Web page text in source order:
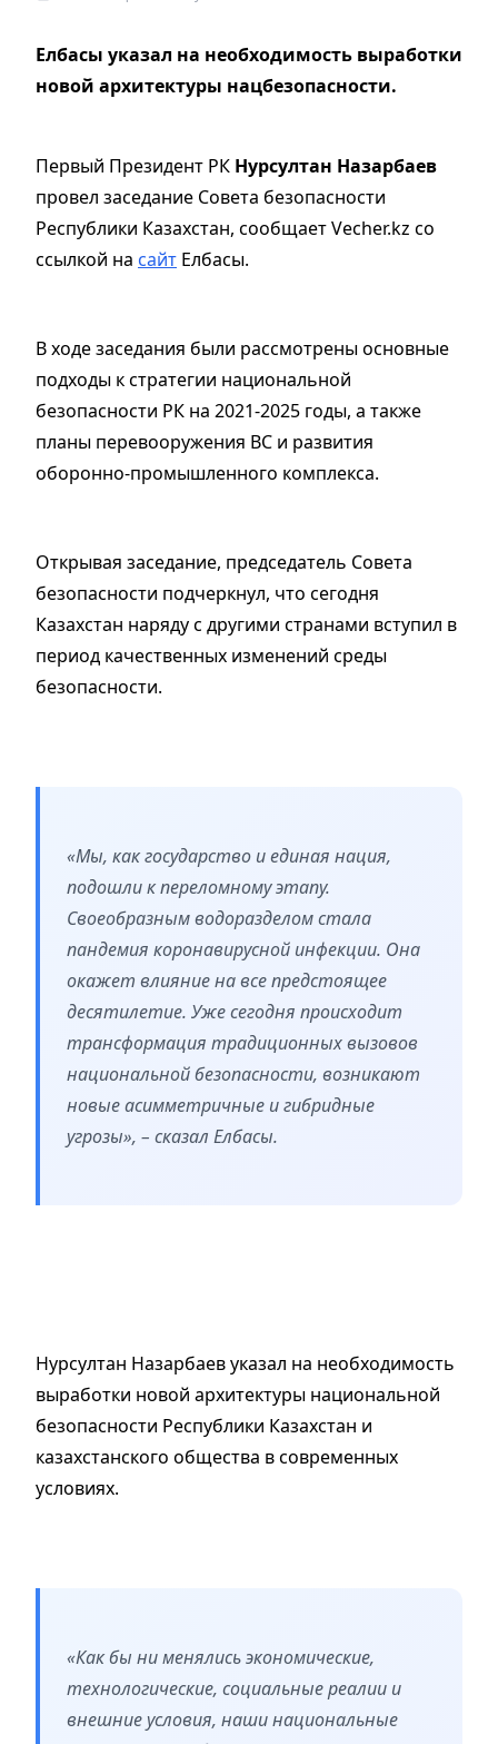
Елбасы указал на необходимость выработки
новой архитектуры нацбезопасности.
Первый Президент РК Нурсултан Назарбаев
провел заседание Совета безопасности
Республики Казахстан, сообщает Vecher.kz со
ссылкой на сайт Елбасы.
В ходе заседания были рассмотрены основные
подходы к стратегии национальной
безопасности РК на 2021-2025 годы, а также
планы перевооружения ВС и развития
оборонно-промышленного комплекса.
Открывая заседание, председатель Совета
безопасности подчеркнул, что сегодня
Казахстан наряду с другими странами вступил в
период качественных изменений среды
безопасности.
«Мы, как государство и единая нация,
подошли к переломному этапу.
Своеобразным водоразделом стала
пандемия коронавирусной инфекции. Она
окажет влияние на все предстоящее
десятилетие. Уже сегодня происходит
трансформация традиционных вызовов
национальной безопасности, возникают
новые асимметричные и гибридные
угрозы», – сказал Елбасы.
Нурсултан Назарбаев указал на необходимость
выработки новой архитектуры национальной
безопасности Республики Казахстан и
казахстанского общества в современных
условиях.
«Как бы ни менялись экономические,
технологические, социальные реалии и
внешние условия, наши национальные